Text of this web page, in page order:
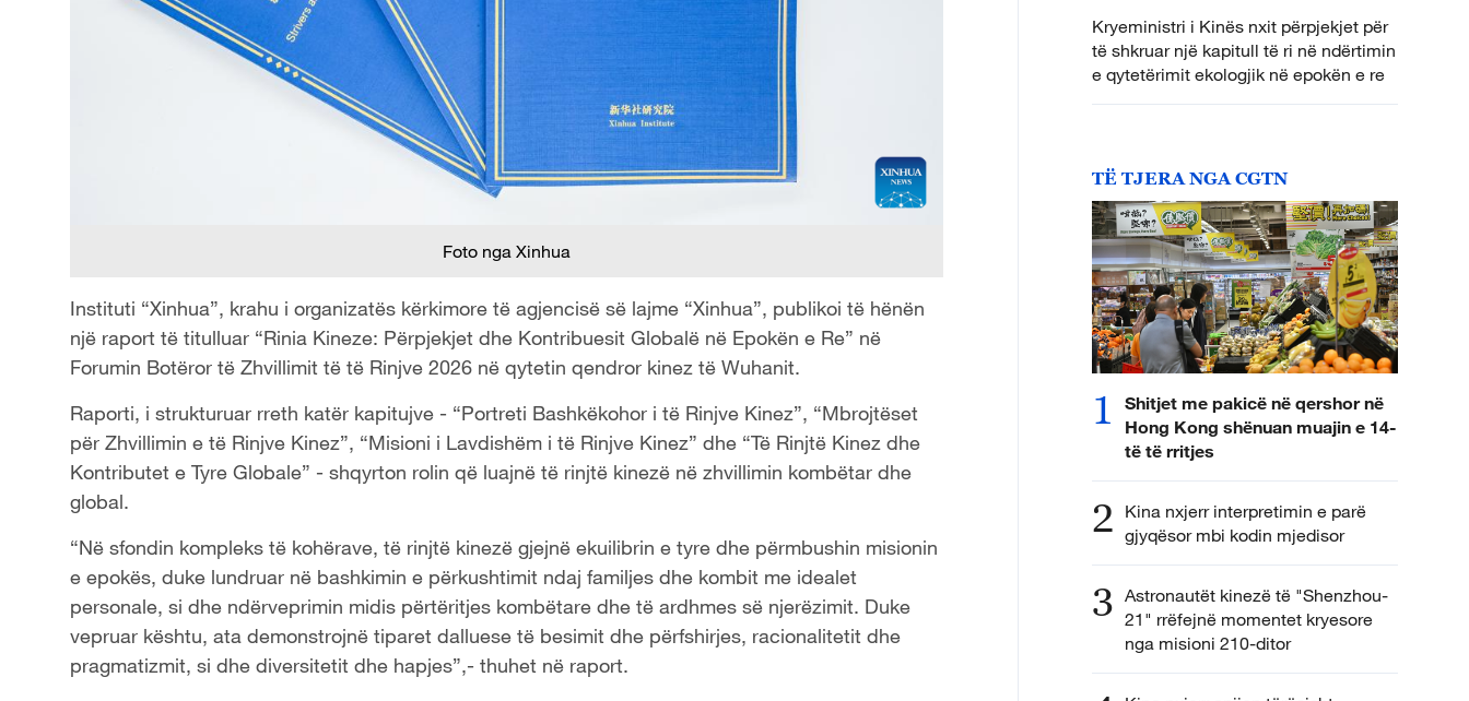
Foto nga Xinhua
Instituti “Xinhua”, krahu i organizatës kërkimore të agjencisë së lajme “Xinhua”, publikoi të hënën
një raport të titulluar “Rinia Kineze: Përpjekjet dhe Kontribuesit Globalë në Epokën e Re” në
Forumin Botëror të Zhvillimit të të Rinjve 2026 në qytetin qendror kinez të Wuhanit.
Raporti, i strukturuar rreth katër kapitujve - “Portreti Bashkëkohor i të Rinjve Kinez”, “Mbrojtëset
për Zhvillimin e të Rinjve Kinez”, “Misioni i Lavdishëm i të Rinjve Kinez” dhe “Të Rinjtë Kinez dhe
Kontributet e Tyre Globale” - shqyrton rolin që luajnë të rinjtë kinezë në zhvillimin kombëtar dhe
global.
“Në sfondin kompleks të kohërave, të rinjtë kinezë gjejnë ekuilibrin e tyre dhe përmbushin misionin
e epokës, duke lundruar në bashkimin e përkushtimit ndaj familjes dhe kombit me idealet
personale, si dhe ndërveprimin midis përtëritjes kombëtare dhe të ardhmes së njerëzimit. Duke
vepruar kështu, ata demonstrojnë tiparet dalluese të besimit dhe përfshirjes, racionalitetit dhe
pragmatizmit, si dhe diversitetit dhe hapjes”,- thuhet në raport.
Kryeministri i Kinës nxit përpjekjet për
të shkruar një kapitull të ri në ndërtimin
e qytetërimit ekologjik në epokën e re
TË TJERA NGA CGTN
1
Shitjet me pakicë në qershor në
Hong Kong shënuan muajin e 14-
të të rritjes
2 Kina nxjerr interpretimin e parë
gjyqësor mbi kodin mjedisor
3 Astronautët kinezë të "Shenzhou-
21" rrëfejnë momentet kryesore
nga misioni 210-ditor